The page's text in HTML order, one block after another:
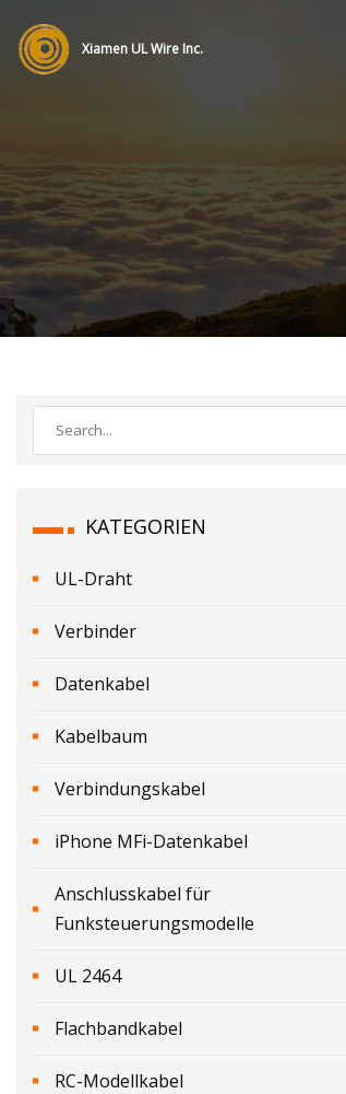
Xiamen UL Wire Inc.
KATEGORIEN
UL-Draht
Verbinder
Datenkabel
Kabelbaum
Verbindungskabel
iPhone MFi-Datenkabel
Anschlusskabel für
Funksteuerungsmodelle
UL 2464
Flachbandkabel
RC-Modellkabel